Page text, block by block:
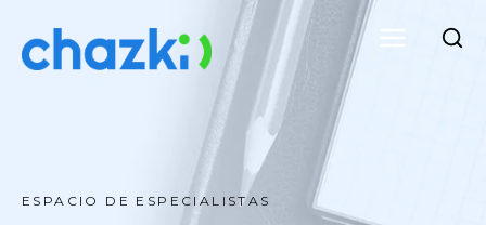
ESPACIO DE ESPECIALISTAS